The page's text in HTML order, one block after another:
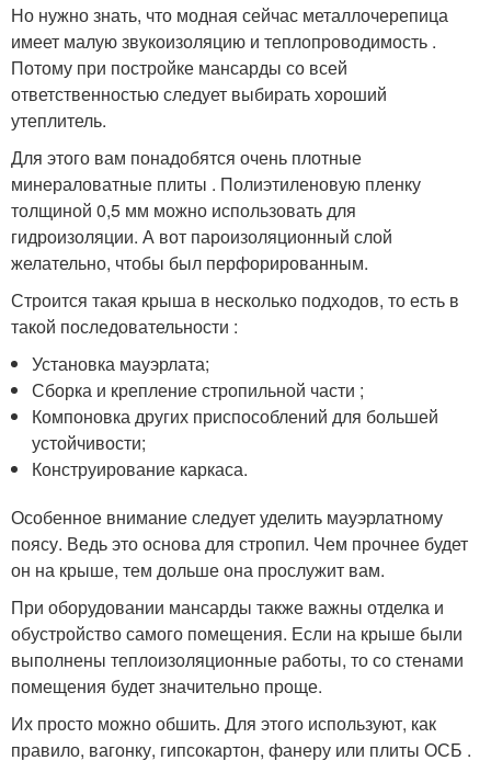
Но нужно знать, что модная сейчас металлочерепица
имеет малую звукоизоляцию и теплопроводимость .
Потому при постройке мансарды со всей
ответственностью следует выбирать хороший
утеплитель.
Для этого вам понадобятся очень плотные
минераловатные плиты . Полиэтиленовую пленку
толщиной 0,5 мм можно использовать для
гидроизоляции. А вот пароизоляционный слой
желательно, чтобы был перфорированным.
Строится такая крыша в несколько подходов, то есть в
такой последовательности :
Установка мауэрлата;
Сборка и крепление стропильной части ;
Компоновка других приспособлений для большей
устойчивости;
Конструирование каркаса.
Особенное внимание следует уделить мауэрлатному
поясу. Ведь это основа для стропил. Чем прочнее будет
он на крыше, тем дольше она прослужит вам.
При оборудовании мансарды также важны отделка и
обустройство самого помещения. Если на крыше были
выполнены теплоизоляционные работы, то со стенами
помещения будет значительно проще.
Их просто можно обшить. Для этого используют, как
правило, вагонку, гипсокартон, фанеру или плиты ОСБ .